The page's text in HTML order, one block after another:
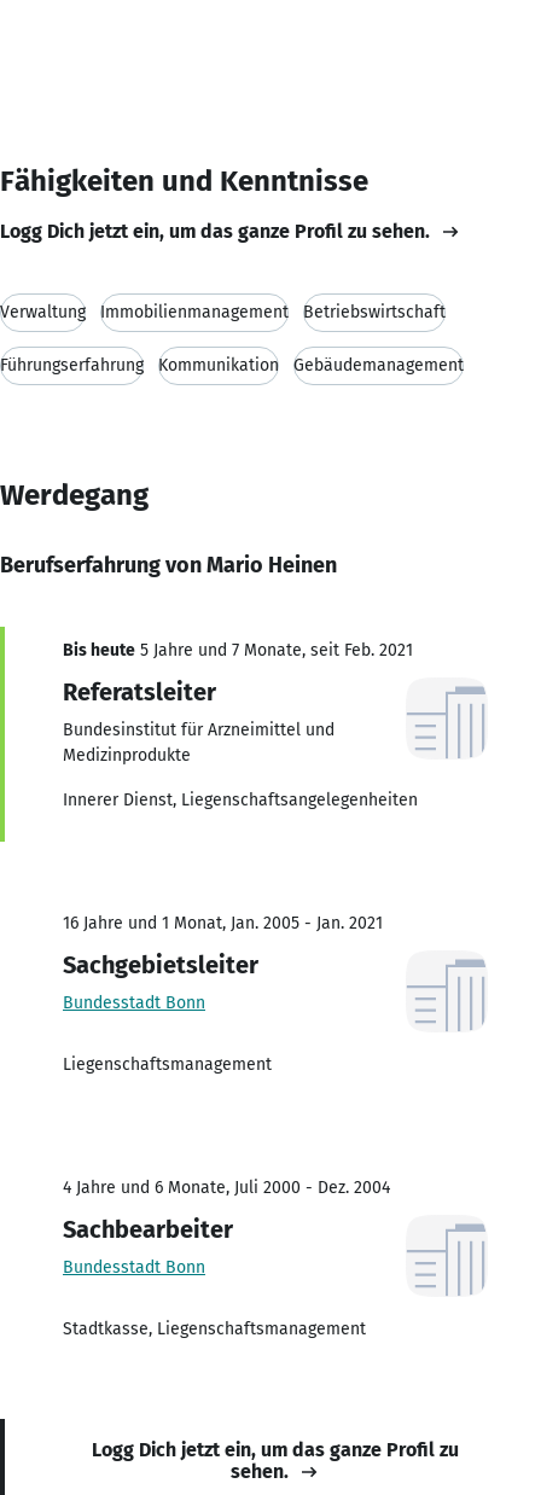
Fähigkeiten und Kenntnisse
Logg Dich jetzt ein, um das ganze Profil zu sehen.
Verwaltung Immobilienmanagement Betriebswirtschaft
Führungserfahrung Kommunikation Gebäudemanagement
Werdegang
Berufserfahrung von Mario Heinen
Bis heute 5 Jahre und 7 Monate, seit Feb. 2021
Referatsleiter
Bundesinstitut für Arzneimittel und
Medizinprodukte
Innerer Dienst, Liegenschaftsangelegenheiten
16 Jahre und 1 Monat, Jan. 2005 - Jan. 2021
Sachgebietsleiter
Bundesstadt Bonn
Liegenschaftsmanagement
4 Jahre und 6 Monate, Juli 2000 - Dez. 2004
Sachbearbeiter
Bundesstadt Bonn
Stadtkasse, Liegenschaftsmanagement
Logg Dich jetzt ein, um das ganze Profil zu
sehen.